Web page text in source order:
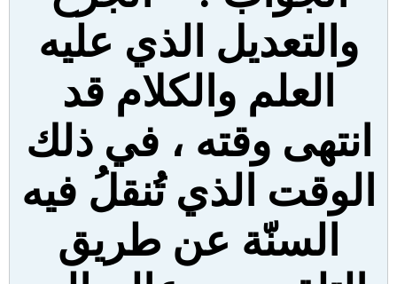
والتعديل الذي عليه
العلم والكلام قد
انتهى وقته ، في ذلك
الوقت الذي تُنقلُ فيه
السنّة عن طريق